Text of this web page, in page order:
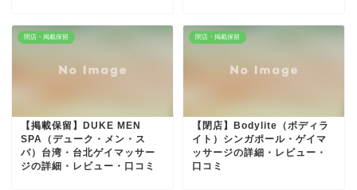
閉店・掲載保留
【掲載保留】DUKE MEN
SPA（デューク・メン・ス
パ）台湾・台北ゲイマッサー
ジの詳細・レビュー・口コミ
閉店・掲載保留
【閉店】Bodylite（ボディラ
イト）シンガポール・ゲイマ
ッサージの詳細・レビュー・
口コミ